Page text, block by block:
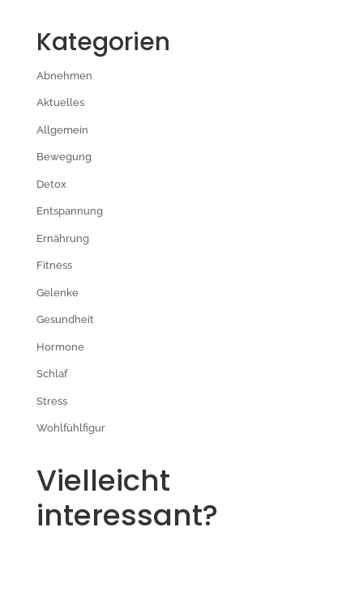
Kategorien
Abnehmen
Aktuelles
Allgemein
Bewegung
Detox
Entspannung
Ernährung
Fitness
Gelenke
Gesundheit
Hormone
Schlaf
Stress
Wohlfühlfigur
Vielleicht
interessant?